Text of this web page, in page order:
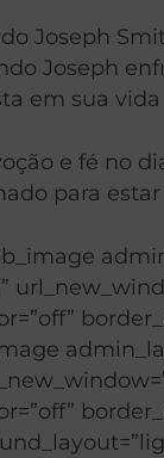
Joseph
Joseph
em sua
e fé no
para estar